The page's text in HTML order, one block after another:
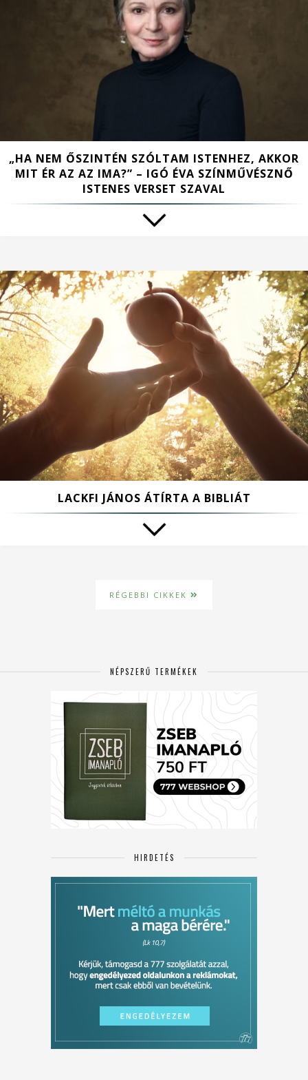
„HA NEM ŐSZINTÉN SZÓLTAM ISTENHEZ, AKKOR
MIT ÉR AZ AZ IMA?” – IGÓ ÉVA SZÍNMŰVÉSZNŐ
ISTENES VERSET SZAVAL
LACKFI JÁNOS ÁTÍRTA A BIBLIÁT
RÉGEBBI CIKKEK
NÉPSZERŰ TERMÉKEK
HIRDETÉS